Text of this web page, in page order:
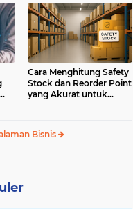
Cara Menghitung Safety
Stock dan Reorder Point
yang Akurat untuk
Bisnis